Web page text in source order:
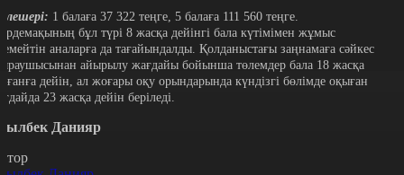
1 балаға 37 322 теңге, 5 балаға 111 560 теңге.
бұл түрі 8 жасқа дейінгі бала күтімімен жұмыс
аналарға да тағайындалды. Қолданыстағы заңнамаға сәйкес
айырылу жағдайы бойынша төлемдер бала 18 жасқа
дейін, ал жоғары оқу орындарында күндізгі бөлімде оқыған
23 жасқа дейін беріледі.
Данияр